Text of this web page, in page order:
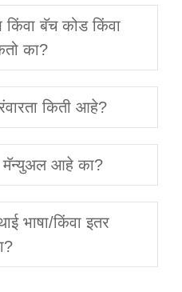
बॅच कोड किंवा
का?
किती आहे?
मॅन्युअल आहे का?
भाषा/किंवा इतर